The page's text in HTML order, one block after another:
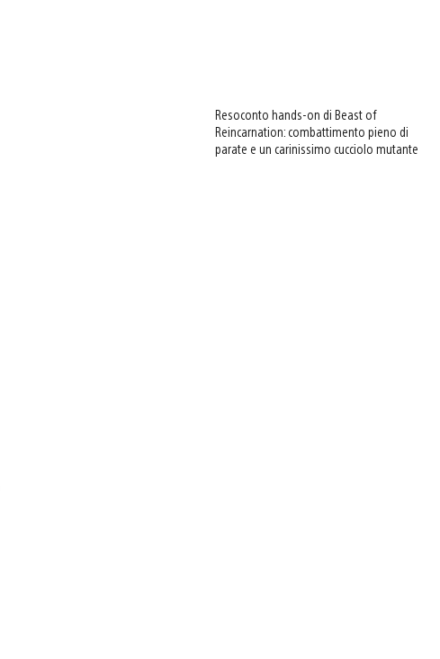
Resoconto hands-on di Beast of
Reincarnation: combattimento pieno di
parate e un carinissimo cucciolo mutante